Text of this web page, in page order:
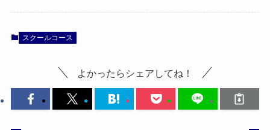
スクールコース
よかったらシェアしてね！